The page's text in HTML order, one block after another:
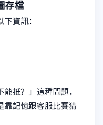
存檔
資訊：
抵？」這種問題，
靠記憶跟客服比賽猜